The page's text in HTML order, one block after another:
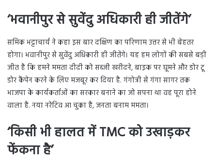
‘भवानीपुर से सुवेंदु अधिकारी ही जीतेंगे’
समिक भट्टाचार्य ने कहा इस बार दक्षिण का परिणाम उत्तर से भी बेहतर
होगा। भवानीपुर से सुवेंदु अधिकारी ही जीतेंगे। यह हम लोगों की सबसे बड़ी
जीत है कि हमने ममता दीदी को सब्जी खरीदने, बाइक पर घूमने और डोर टू
डोर कैंपेन करने के लिए मजबूर कर दिया है. गंगोत्री से गंगा सागर तक
भाजपा के कार्यकर्ताओं का सरकार बनाने का जो सपना था वह पूरा होने
वाला है. नया नरेटिव आ चुका है, जनता बनाम ममता।
‘किसी भी हालत में TMC को उखाड़कर
फेंकना है’